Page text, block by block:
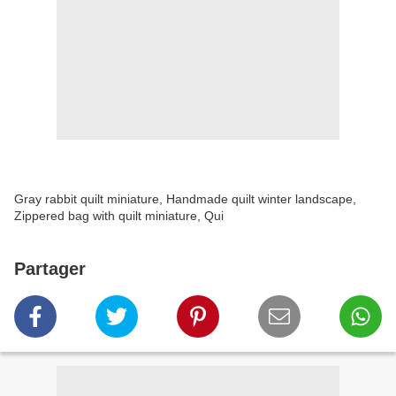
Gray rabbit quilt miniature, Handmade quilt winter landscape,
Zippered bag with quilt miniature, Qui
Partager